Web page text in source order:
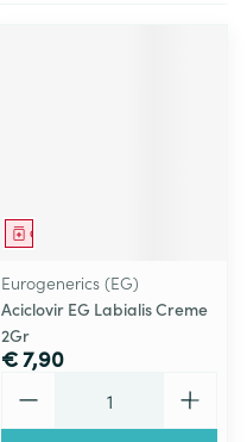
Geneesmiddel
Eurogenerics (EG)
Aciclovir EG Labialis Creme
2Gr
€ 7,90